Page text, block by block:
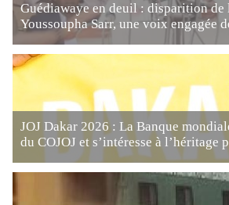
Guédiawaye en deuil : disparition de
Youssoupha Sarr, une voix engagée
JOJ Dakar 2026 : La Banque
du COJOJ et s’intéresse à l’héritage